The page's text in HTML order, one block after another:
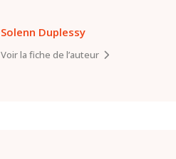
Solenn Duplessy
Voir la fiche de l’auteur